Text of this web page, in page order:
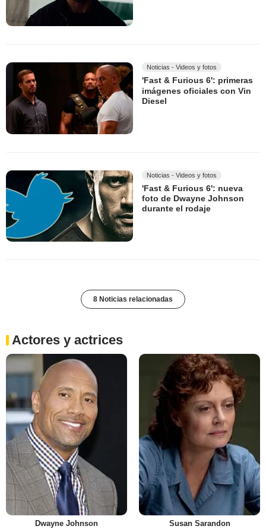
Noticias - Videos y fotos
'Fast & Furious 6': primeras
imágenes oficiales con Vin
Diesel
Noticias - Videos y fotos
'Fast & Furious 6': nueva
foto de Dwayne Johnson
durante el rodaje
8 Noticias relacionadas
Actores y actrices
Dwayne Johnson Susan Sarandon